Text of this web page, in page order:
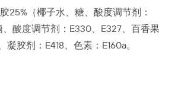
25%（椰子水、糖、酸度调节剂：
酸度调节剂：E330、E327、百香果
凝胶剂：E418、色素：E160a。